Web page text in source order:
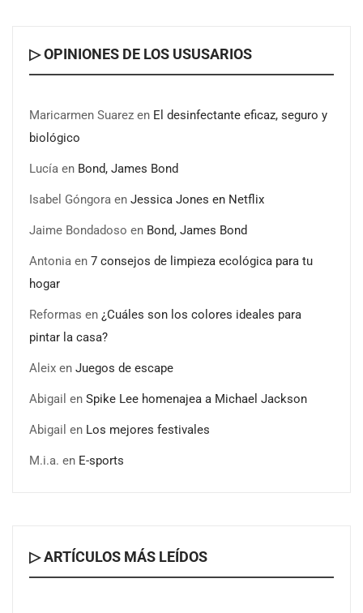
▷ OPINIONES DE LOS USUSARIOS
Maricarmen Suarez en El desinfectante eficaz, seguro y
biológico
Lucía en Bond, James Bond
Isabel Góngora en Jessica Jones en Netflix
Jaime Bondadoso en Bond, James Bond
Antonia en 7 consejos de limpieza ecológica para tu
hogar
Reformas en ¿Cuáles son los colores ideales para
pintar la casa?
Aleix en Juegos de escape
Abigail en Spike Lee homenajea a Michael Jackson
Abigail en Los mejores festivales
M.i.a. en E-sports
▷ ARTÍCULOS MÁS LEÍDOS